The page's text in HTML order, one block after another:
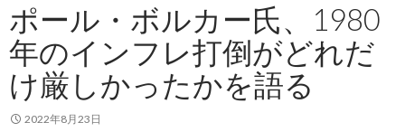
ポール・ボルカー氏、1980
年のインフレ打倒がどれだ
け厳しかったかを語る
2022年8月23日